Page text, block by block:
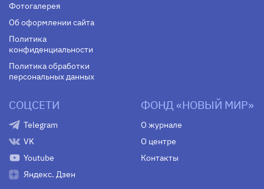
Фотогалерея
Об оформлении сайта
Политика
конфиденциальности
Политика обработки
персональных данных
СОЦСЕТИ
Telegram
VK
Youtube
Яндекс. Дзен
ФОНД «НОВЫЙ МИР»
О журнале
О центре
Контакты